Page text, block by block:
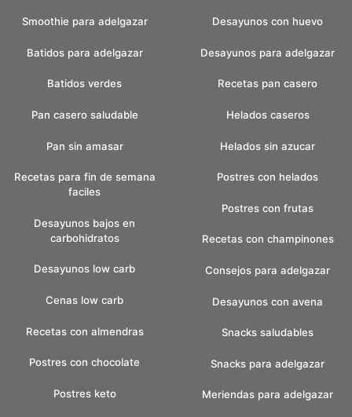
Smoothie para adelgazar
Batidos para adelgazar
Batidos verdes
Desayunos con huevo
Desayunos para adelgazar
Recetas pan casero
Pan casero saludable
Pan sin amasar
Recetas para fin de semana
faciles
Desayunos bajos en
carbohidratos
Desayunos low carb
Cenas low carb
Recetas con almendras
Postres con chocolate
Postres keto
Helados caseros
Helados sin azucar
Postres con helados
Postres con frutas
Recetas con champinones
Consejos para adelgazar
Desayunos con avena
Snacks saludables
Snacks para adelgazar
Meriendas para adelgazar